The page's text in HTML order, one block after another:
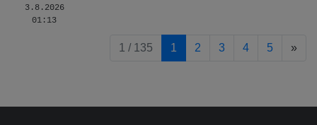
3.8.2026
01:13
1 / 135 1 2 3 4 5 »